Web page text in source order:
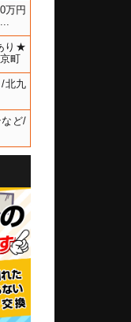
万円
り★
町
/北九
など/